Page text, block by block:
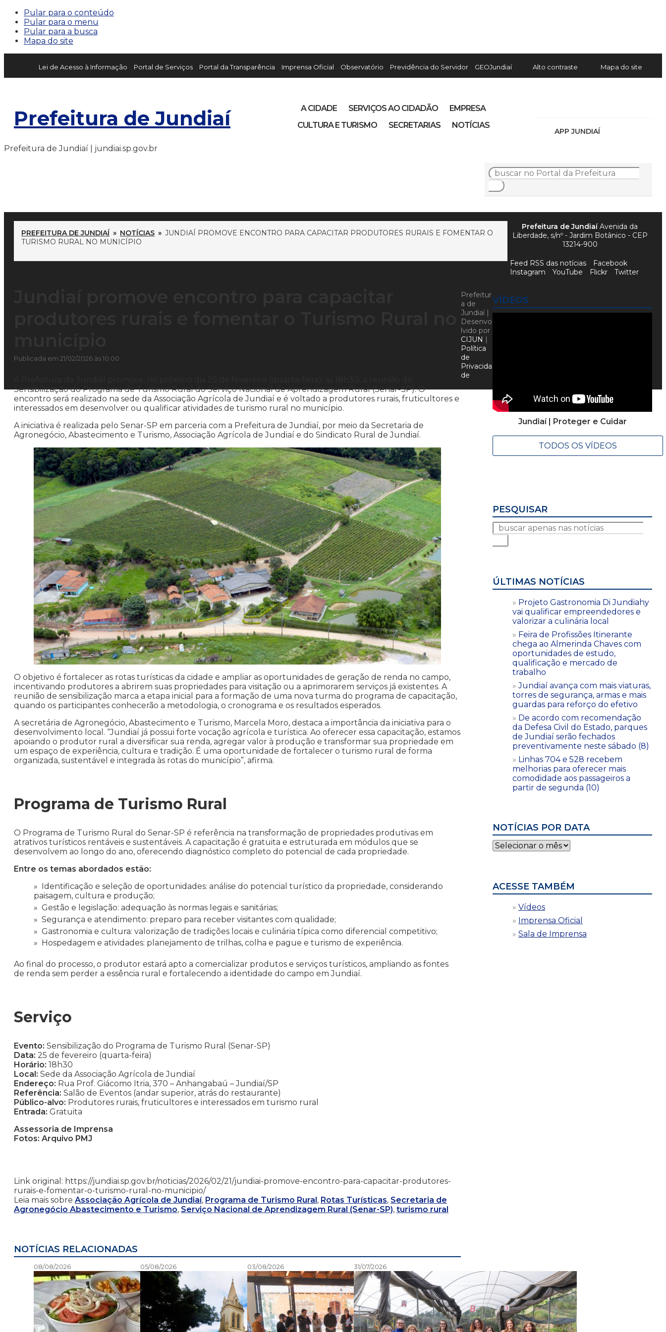
Pular para o conteúdo
Pular para o menu
Pular para a busca
Mapa do site
Lei de Acesso à Informação Portal de Serviços Portal da Transparência Imprensa Oficial Observatório Previdência do Servidor GEOJundiaí Alto contraste Mapa do site
Prefeitura de Jundiaí
APP JUNDIAÍ
A CIDADE SERVIÇOS AO CIDADÃO
EMPRESA
CULTURA E TURISMO
SECRETARIAS NOTÍCIAS
Prefeitura de Jundiaí | jundiai.sp.gov.br
PREFEITURA DE JUNDIAÍ » NOTÍCIAS » JUNDIAÍ PROMOVE ENCONTRO PARA CAPACITAR PRODUTORES RURAIS E FOMENTAR O
TURISMO RURAL NO MUNICÍPIO
Publicada em 21/02/2026 às 10:00
Sensibilização do Programa de Turismo Rural do Serviço Nacional de Aprendizagem Rural (Senar-SP). O
encontro será realizado na sede da Associação Agrícola de Jundiaí e é voltado a produtores rurais, fruticultores e
interessados em desenvolver ou qualificar atividades de turismo rural no município.
A iniciativa é realizada pelo Senar-SP em parceria com a Prefeitura de Jundiaí, por meio da Secretaria de
Agronegócio, Abastecimento e Turismo, Associação Agrícola de Jundiaí e do Sindicato Rural de Jundiaí.
O objetivo é fortalecer as rotas turísticas da cidade e ampliar as oportunidades de geração de renda no campo,
incentivando produtores a abrirem suas propriedades para visitação ou a aprimorarem serviços já existentes. A
reunião de sensibilização marca a etapa inicial para a formação de uma nova turma do programa de capacitação,
quando os participantes conhecerão a metodologia, o cronograma e os resultados esperados.
A secretária de Agronegócio, Abastecimento e Turismo, Marcela Moro, destaca a importância da iniciativa para o
desenvolvimento local. “Jundiaí já possui forte vocação agrícola e turística. Ao oferecer essa capacitação, estamos
apoiando o produtor rural a diversificar sua renda, agregar valor à produção e transformar sua propriedade em
um espaço de experiência, cultura e tradição. É uma oportunidade de fortalecer o turismo rural de forma
organizada, sustentável e integrada às rotas do município”, afirma.
Programa de Turismo Rural
O Programa de Turismo Rural do Senar-SP é referência na transformação de propriedades produtivas em
atrativos turísticos rentáveis e sustentáveis. A capacitação é gratuita e estruturada em módulos que se
desenvolvem ao longo do ano, oferecendo diagnóstico completo do potencial de cada propriedade.
Entre os temas abordados estão:
Identificação e seleção de oportunidades: análise do potencial turístico da propriedade, considerando
paisagem, cultura e produção;
Gestão e legislação: adequação às normas legais e sanitárias;
Segurança e atendimento: preparo para receber visitantes com qualidade;
Gastronomia e cultura: valorização de tradições locais e culinária típica como diferencial competitivo;
Hospedagem e atividades: planejamento de trilhas, colha e pague e turismo de experiência.
Ao final do processo, o produtor estará apto a comercializar produtos e serviços turísticos, ampliando as fontes
de renda sem perder a essência rural e fortalecendo a identidade do campo em Jundiaí.
Serviço
Evento: Sensibilização do Programa de Turismo Rural (Senar-SP)
Data: 25 de fevereiro (quarta-feira)
Horário: 18h30
Local: Sede da Associação Agrícola de Jundiaí
Endereço: Rua Prof. Giácomo Itria, 370 – Anhangabaú – Jundiaí/SP
Referência: Salão de Eventos (andar superior, atrás do restaurante)
Público-alvo: Produtores rurais, fruticultores e interessados em turismo rural
Entrada: Gratuita
Assessoria de Imprensa
Fotos: Arquivo PMJ
Link original: https://jundiai.sp.gov.br/noticias/2026/02/21/jundiai-promove-encontro-para-capacitar-produtores-
rurais-e-fomentar-o-turismo-rural-no-municipio/
Leia mais sobre Associação Agrícola de Jundiaí, Programa de Turismo Rural , Rotas Turísticas, Secretaria de
Agronegócio Abastecimento e Turismo, Serviço Nacional de Aprendizagem Rural (Senar-SP), turismo rural
NOTÍCIAS RELACIONADAS
08/08/2026 05/08/2026 03/08/2026 31/07/2026
VÍDEOS
Jundiaí | Proteger e Cuidar
TODOS OS VÍDEOS
PESQUISAR
ÚLTIMAS NOTÍCIAS
Projeto Gastronomia Di Jundiahy
vai qualificar empreendedores e
valorizar a culinária local
Feira de Profissões Itinerante
chega ao Almerinda Chaves com
oportunidades de estudo,
qualificação e mercado de
trabalho
Jundiaí avança com mais viaturas,
torres de segurança, armas e mais
guardas para reforço do efetivo
De acordo com recomendação
da Defesa Civil do Estado, parques
de Jundiaí serão fechados
preventivamente neste sábado (8)
Linhas 704 e 528 recebem
melhorias para oferecer mais
comodidade aos passageiros a
partir de segunda (10)
NOTÍCIAS POR DATA
Notícias
por
ACESSE TAMBÉM
Vídeos
Imprensa Oficial
Sala de Imprensa
Prefeitura de JundiaíAvenida da
Liberdade, s/nº - Jardim Botânico - CEP
13214-900
Feed RSS das notícias
Facebook
Instagram
YouTube Flickr Twitter
Prefeitur
a de
Jundiaí |
Desenvo
lvido por
CIJUN |
Política
de
Privacida
de